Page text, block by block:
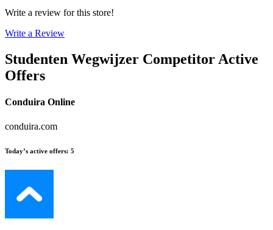
Write a review for this store!
Write a Review
Studenten Wegwijzer Competitor Active
Offers
Conduira Online
conduira.com
Today’s active offers: 5